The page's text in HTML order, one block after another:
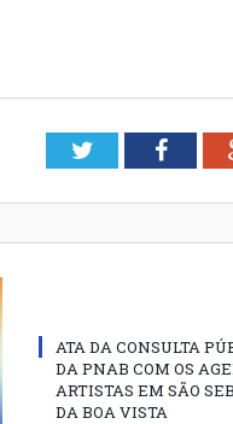
Twitter
ATA DA CONSULTA
DA PNAB COM OS
ARTISTAS EM SÃO
DA BOA VISTA